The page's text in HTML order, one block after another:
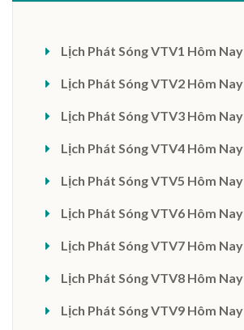
Lịch Phát Sóng VTV1 Hôm Nay
Lịch Phát Sóng VTV2 Hôm Nay
Lịch Phát Sóng VTV3 Hôm Nay
Lịch Phát Sóng VTV4 Hôm Nay
Lịch Phát Sóng VTV5 Hôm Nay
Lịch Phát Sóng VTV6 Hôm Nay
Lịch Phát Sóng VTV7 Hôm Nay
Lịch Phát Sóng VTV8 Hôm Nay
Lịch Phát Sóng VTV9 Hôm Nay